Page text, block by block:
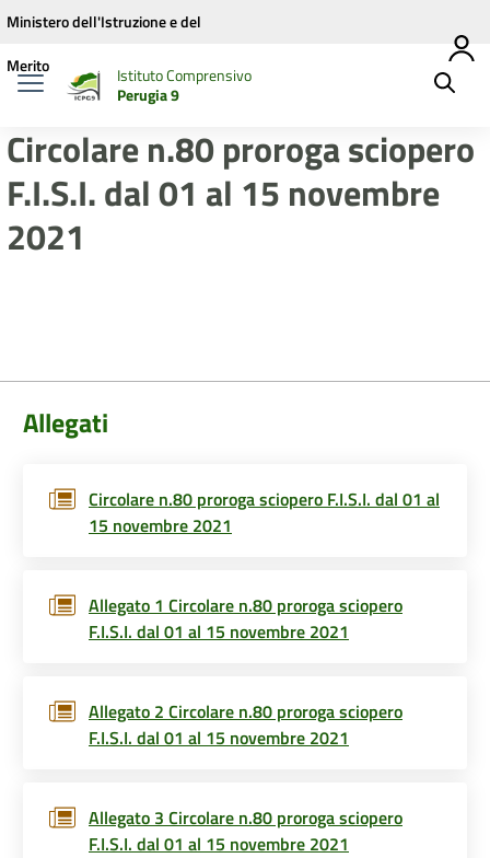
Vai ai contenuti
Vai al menu di navigazione
Vai al footer
Ministero dell'Istruzione e del
Merito
Istituto Comprensivo
Perugia 9
Circolare n.80 proroga sciopero
F.I.S.I. dal 01 al 15 novembre
2021
Allegati
Circolare n.80 proroga sciopero F.I.S.I. dal 01 al
15 novembre 2021
Allegato 1 Circolare n.80 proroga sciopero
F.I.S.I. dal 01 al 15 novembre 2021
Allegato 2 Circolare n.80 proroga sciopero
F.I.S.I. dal 01 al 15 novembre 2021
Allegato 3 Circolare n.80 proroga sciopero
F.I.S.I. dal 01 al 15 novembre 2021